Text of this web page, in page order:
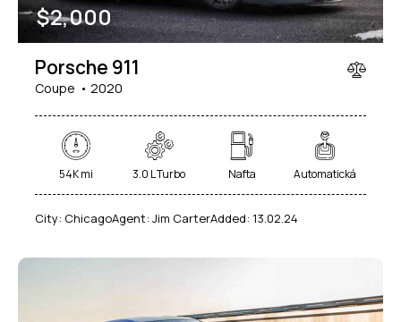
$2,000
Porsche 911
Coupe 2020
54K mi 3.0 L Turbo Nafta Automatická
City: ChicagoAgent: Jim CarterAdded: 13.02.24